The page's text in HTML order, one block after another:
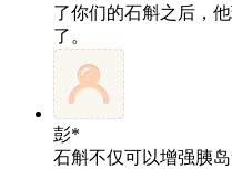
了你们的石斛之后，
了。
彭*
石斛不仅可以增强胰